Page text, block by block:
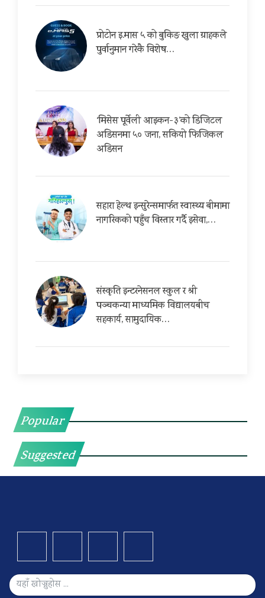
प्रोटोन इ.मास ५ को बुकिङ खुला ग्राहकले
पुर्वानुमान गरेकै विशेष…
‘मिसेस पूर्वेली आइकन-३’को डिजिटल
अडिसनमा ५० जना, सकियो फिजिकल
अडिसन
सहारा हेल्थ इन्सुरेन्समार्फत स्वास्थ्य बीमामा
नागरिकको पहुँच विस्तार गर्दै इसेवा,…
संस्कृति इन्टरनेसनल स्कुल र श्री
पञ्चकन्या माध्यमिक विद्यालयबीच
सहकार्य, सामुदायिक…
Popular
Suggested